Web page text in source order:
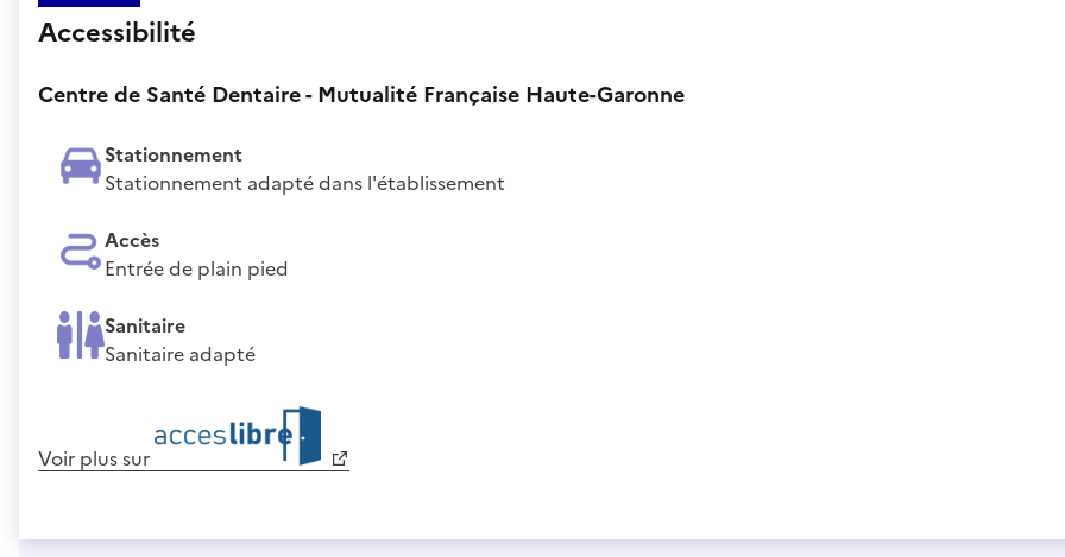
Accessibilité
Centre de Santé Dentaire - Mutualité Française Haute-Garonne
Stationnement
Stationnement adapté dans l'établissement
Accès
Entrée de plain pied
Sanitaire
Sanitaire adapté
Voir plus sur